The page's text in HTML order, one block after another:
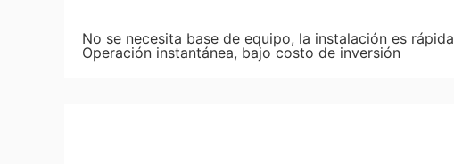
No se necesita base de equipo, la instalación es rápida
Operación instantánea, bajo costo de inversión